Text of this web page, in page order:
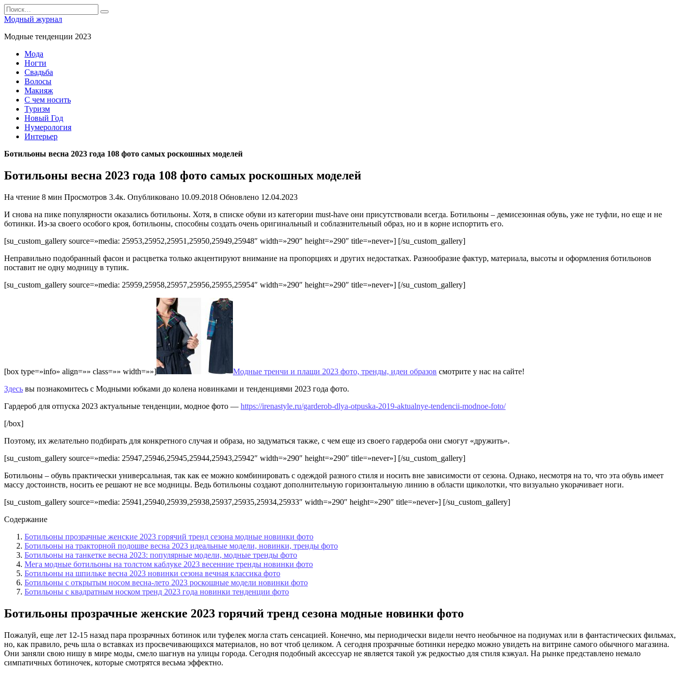
Перейти
к
содержанию
Search
for:
Модный журнал
Модные тенденции 2023
Мода
Ногти
Свадьба
Волосы
Макияж
С чем носить
Туризм
Новый Год
Нумерология
Интерьер
Ботильоны весна 2023 года 108 фото самых роскошных моделей
Ботильоны весна 2023 года 108 фото самых роскошных моделей
На чтение 8 мин Просмотров 3.4к. Опубликовано 10.09.2018 Обновлено 12.04.2023
И снова на пике популярности оказались ботильоны. Хотя, в списке обуви из категории must-have они присутствовали всегда. Ботильоны – демисезонная обувь, уже не туфли, но еще и не
ботинки. Из-за своего особого кроя, ботильоны, способны создать очень оригинальный и соблазнительный образ, но и в корне испортить его.
[su_custom_gallery source=»media: 25953,25952,25951,25950,25949,25948″ width=»290″ height=»290″ title=»never»] [/su_custom_gallery]
Неправильно подобранный фасон и расцветка только акцентируют внимание на пропорциях и других недостатках. Разнообразие фактур, материала, высоты и оформления ботильонов
поставит не одну модницу в тупик.
[su_custom_gallery source=»media: 25959,25958,25957,25956,25955,25954″ width=»290″ height=»290″ title=»never»] [/su_custom_gallery]
[box type=»info» align=»» class=»» width=»»] Модные тренчи и плащи 2023 фото, тренды, идеи образов смотрите у нас на сайте!
Здесь вы познакомитесь с Модными юбками до колена новинками и тенденциями 2023 года фото.
Гардероб для отпуска 2023 актуальные тенденции, модное фото — https://irenastyle.ru/garderob-dlya-otpuska-2019-aktualnye-tendencii-modnoe-foto/
[/box]
Поэтому, их желательно подбирать для конкретного случая и образа, но задуматься также, с чем еще из своего гардероба они смогут «дружить».
[su_custom_gallery source=»media: 25947,25946,25945,25944,25943,25942″ width=»290″ height=»290″ title=»never»] [/su_custom_gallery]
Ботильоны – обувь практически универсальная, так как ее можно комбинировать с одеждой разного стиля и носить вне зависимости от сезона. Однако, несмотря на то, что эта обувь имеет
массу достоинств, носить ее решают не все модницы. Ведь ботильоны создают дополнительную горизонтальную линию в области щиколотки, что визуально укорачивает ноги.
[su_custom_gallery source=»media: 25941,25940,25939,25938,25937,25935,25934,25933″ width=»290″ height=»290″ title=»never»] [/su_custom_gallery]
Содержание
Ботильоны прозрачные женские 2023 горячий тренд сезона модные новинки фото
Ботильоны на тракторной подошве весна 2023 идеальные модели, новинки, тренды фото
Ботильоны на танкетке весна 2023: популярные модели, модные тренды фото
Мега модные ботильоны на толстом каблуке 2023 весенние тренды новинки фото
Ботильоны на шпильке весна 2023 новинки сезона вечная классика фото
Ботильоны с открытым носом весна-лето 2023 роскошные модели новинки фото
Ботильоны с квадратным носком тренд 2023 года новинки тенденции фото
Ботильоны прозрачные женские 2023 горячий тренд сезона модные новинки фото
Пожалуй, еще лет 12-15 назад пара прозрачных ботинок или туфелек могла стать сенсацией. Конечно, мы периодически видели нечто необычное на подиумах или в фантастических фильмах,
но, как правило, речь шла о вставках из просвечивающихся материалов, но вот чтоб целиком. А сегодня прозрачные ботинки нередко можно увидеть на витрине самого обычного магазина.
Они заняли свою нишу в мире моды, смело шагнув на улицы города. Сегодня подобный аксессуар не является такой уж редкостью для стиля кэжуал. На рынке представлено немало
симпатичных ботиночек, которые смотрятся весьма эффектно.